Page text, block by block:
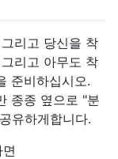
리고 당신을 착
리고 아무도 착
준비하십시오.
종종 옆으로 "분
유하게합니다.